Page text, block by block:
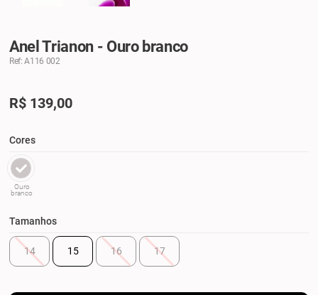
Anel Trianon - Ouro branco
Ref: A116 002
R$ 139,00
Cores
Ouro
branco
Tamanhos
14 15 16 17